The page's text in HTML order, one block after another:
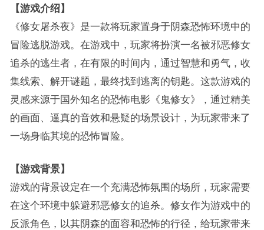
【游戏介绍】
《修女屠杀夜》是一款将玩家置身于阴森恐怖环境中的
冒险逃脱游戏。在游戏中，玩家将扮演一名被邪恶修女
追杀的逃生者，在有限的时间内，通过智慧和勇气，收
集线索、解开谜题，最终找到逃离的钥匙。这款游戏的
灵感来源于国外知名的恐怖电影《鬼修女》，通过精美
的画面、逼真的音效和悬疑的场景设计，为玩家带来了
一场身临其境的恐怖冒险。
【游戏背景】
游戏的背景设定在一个充满恐怖氛围的场所，玩家需要
在这个环境中躲避邪恶修女的追杀。修女作为游戏中的
反派角色，以其阴森的面容和恐怖的行径，给玩家带来